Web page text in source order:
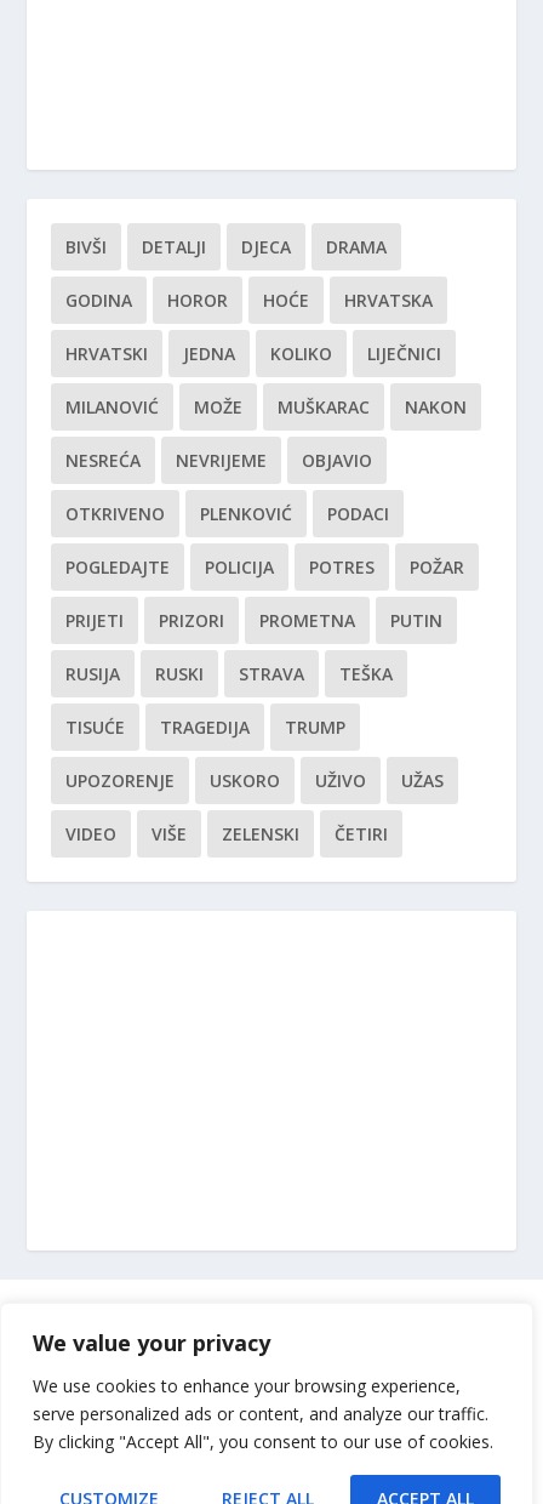
We value your privacy
We use cookies to enhance your browsing experience,
serve personalized ads or content, and analyze our traffic.
By clicking "Accept All", you consent to our use of cookies.
CUSTOMIZE REJECT ALL ACCEPT ALL
BIVŠI DETALJI DJECA DRAMA
GODINA HOROR HOĆE HRVATSKA
HRVATSKI JEDNA KOLIKO LIJEČNICI
MILANOVIĆ MOŽE MUŠKARAC NAKON
NESREĆA NEVRIJEME OBJAVIO
OTKRIVENO PLENKOVIĆ PODACI
POGLEDAJTE POLICIJA POTRES POŽAR
PRIJETI PRIZORI PROMETNA PUTIN
RUSIJA RUSKI STRAVA TEŠKA
TISUĆE TRAGEDIJA TRUMP
UPOZORENJE USKORO UŽIVO UŽAS
VIDEO VIŠE ZELENSKI ČETIRI
Impressum
Uvjeti korištenja